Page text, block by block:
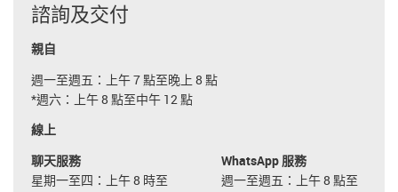
諮詢及交付
親自
週一至週五：上午 7 點至晚上 8 點
*週六：上午 8 點至中午 12 點
線上
聊天服務
星期一至四：上午 8 時至
WhatsApp 服務
週一至週五：上午 8 點至